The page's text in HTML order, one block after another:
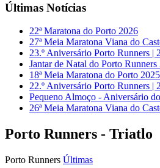
Últimas Notícias
22ª Maratona do Porto 2026
27ª Meia Maratona Viana do
23.º Aniversário Porto Runners
Jantar de Natal do Porto Runners
18ª Meia Maratona do Porto
22.º Aniversário Porto Runners
Pequeno Almoço - Aniversário
26ª Meia Maratona Viana do
Porto Runners - Triatlo
Porto Runners Últimas